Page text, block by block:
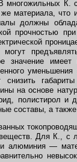
К.
материала,
должны
прочностью
значение имеет
снизить
на основе
полистирол и
составы, а
Для К., с
алюминия —